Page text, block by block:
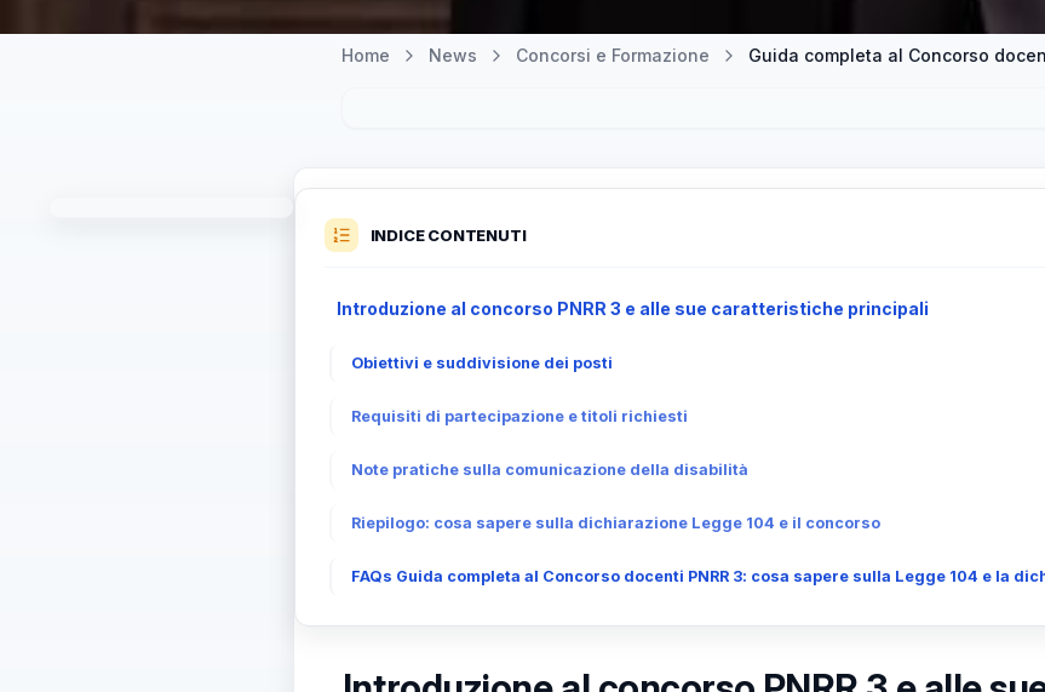
Home News Concorsi e Formazione
INDICE CONTENUTI
Introduzione al concorso PNRR 3 e alle sue caratteristiche principali
Obiettivi e suddivisione dei posti
Requisiti di partecipazione e titoli richiesti
Note pratiche sulla comunicazione della disabilità
Riepilogo: cosa sapere sulla dichiarazione Legge 104 e il concorso
FAQs Guida completa al Concorso docenti PNRR 3: cosa sapere sulla Legge 104 e la